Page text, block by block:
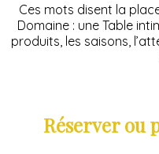
Ces mots disent la
Domaine : une Table
produits, les saisons,
Réserver ou